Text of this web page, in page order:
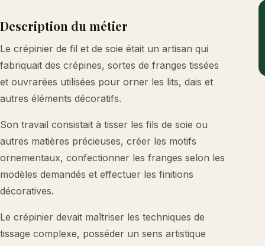
Description du métier
Le crépinier de fil et de soie était un artisan qui
fabriquait des crépines, sortes de franges tissées
et ouvrагées utilisées pour orner les lits, dais et
autres éléments décoratifs.
Son travail consistait à tisser les fils de soie ou
autres matières précieuses, créer les motifs
ornementaux, confectionner les franges selon les
modèles demandés et effectuer les finitions
décoratives.
Le crépinier devait maîtriser les techniques de
tissage complexe, posséder un sens artistique